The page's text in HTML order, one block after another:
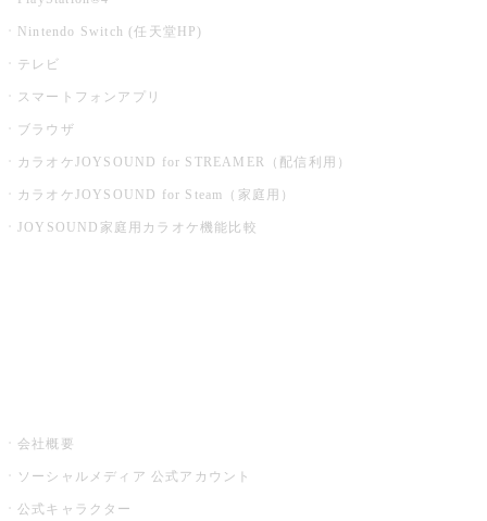
Nintendo Switch (任天堂HP)
テレビ
スマートフォンアプリ
ブラウザ
カラオケJOYSOUND for STREAMER（配信利用）
カラオケJOYSOUND for Steam（家庭用）
JOYSOUND家庭用カラオケ機能比較
会社概要
ソーシャルメディア 公式アカウント
公式キャラクター